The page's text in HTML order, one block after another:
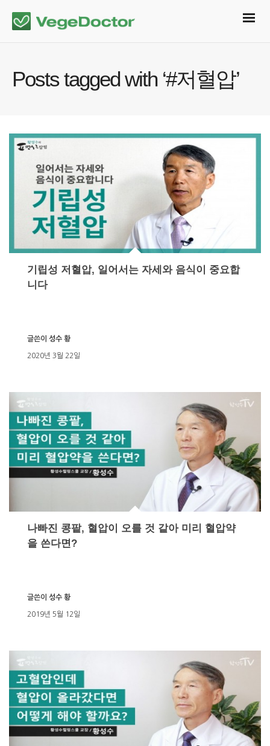
Posts tagged with ‘#저혈압’
기립성 저혈압, 일어서는 자세와 음식이 중요합
니다
2020년 3월 22일
글쓴이 성수 황
나빠진 콩팥, 혈압이 오를 것 같아 미리 혈압약
을 쓴다면?
2019년 5월 12일
글쓴이 성수 황